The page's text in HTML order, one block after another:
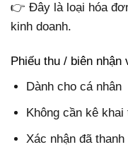
👉 Đây là loại hóa
kinh doanh.
Phiếu thu / biên nhận
Dành cho cá nhân
Không cần kê khai
Xác nhận đã